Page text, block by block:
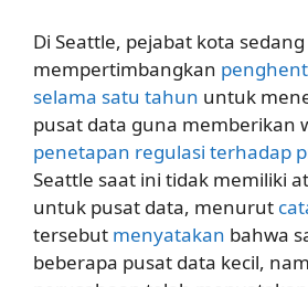
Di Seattle, pejabat kota sedang
mempertimbangkan
selama satu tahun untuk
pusat data guna memberikan
penetapan regulasi terhadap
Seattle saat ini tidak memiliki
untuk pusat data, menurut
tersebut menyatakan bahwa
beberapa pusat data kecil,